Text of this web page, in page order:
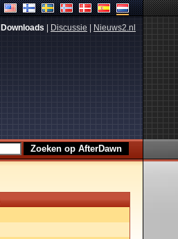
Downloads Discussie Nieuws2.nl